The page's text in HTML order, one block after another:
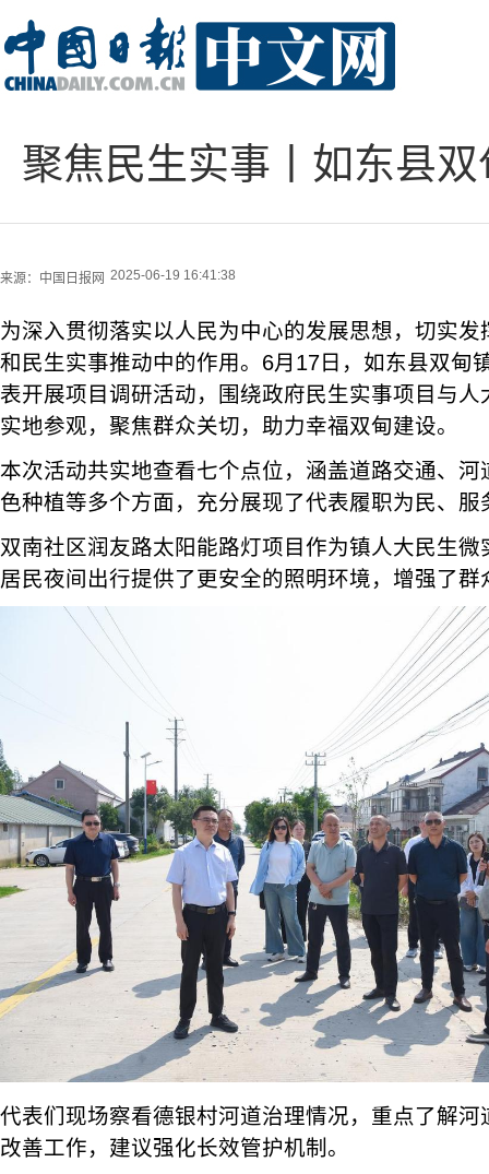
聚焦民生实事丨如东县
来源： 中国日报网 2025-06-19 16:41:38
为深入贯彻落实以人民为中心的发展思想，切实
和民生实事推动中的作用。6月17日，如东县双甸
表开展项目调研活动，围绕政府民生实事项目与
实地参观，聚焦群众关切，助力幸福双甸建设。
本次活动共实地查看七个点位，涵盖道路交通、
色种植等多个方面，充分展现了代表履职为民、
双南社区润友路太阳能路灯项目作为镇人大民生
居民夜间出行提供了更安全的照明环境，增强了
代表们现场察看德银村河道治理情况，重点了解
改善工作，建议强化长效管护机制。